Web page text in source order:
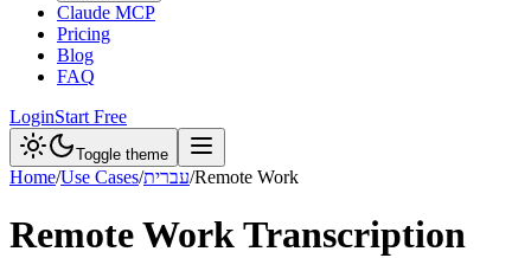
Claude MCP
Pricing
Blog
FAQ
LoginStart Free
Toggle theme
Home/Use Cases/עברית/Remote Work
Remote WorkTranscription